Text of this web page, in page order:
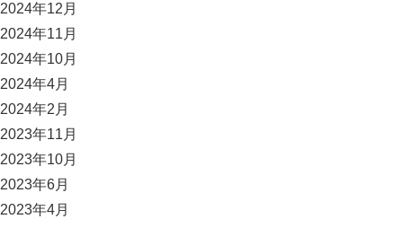
2024年12月
2024年11月
2024年10月
2024年4月
2024年2月
2023年11月
2023年10月
2023年6月
2023年4月